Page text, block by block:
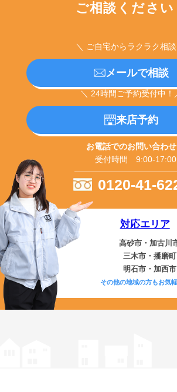
ご相談ください
＼ ご自宅からラクラク相
メールで相談
＼ 24時間ご予約受付中！
来店予約
お電話でのお問い合わせ
受付時間 9:00-17:00
0120-41-
対応エリア
高砂市・加古川
三木市・播磨町
明石市・加西
その他の地域の方もお気